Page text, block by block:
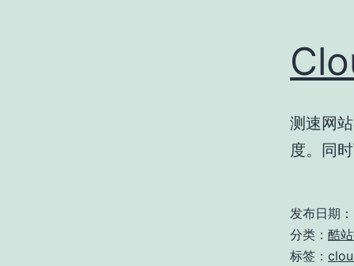
测速网
度。同
发布日期：
分类： 酷
标签：